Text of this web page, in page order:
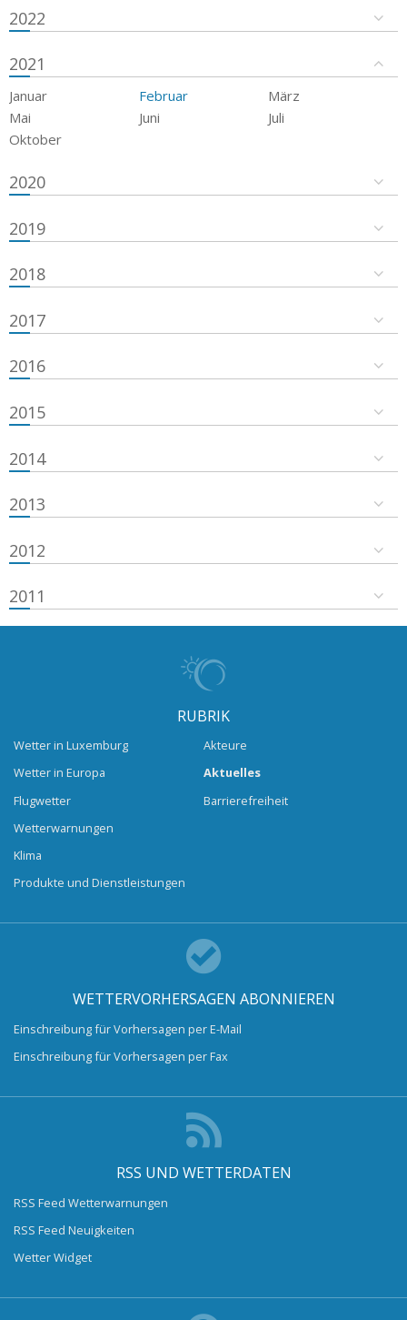
2022
2021
Januar Februar
März
Mai
Juni
Juli
Oktober
2020
2019
2018
2017
2016
2015
2014
2013
2012
2011
RUBRIK
Wetter in Luxemburg
Wetter in Europa
Flugwetter
Wetterwarnungen
Klima
Produkte und Dienstleistungen
Akteure
Aktuelles
Barrierefreiheit
WETTERVORHERSAGEN ABONNIEREN
Einschreibung für Vorhersagen per E-Mail
Einschreibung für Vorhersagen per Fax
RSS UND WETTERDATEN
RSS Feed Wetterwarnungen
RSS Feed Neuigkeiten
Wetter Widget